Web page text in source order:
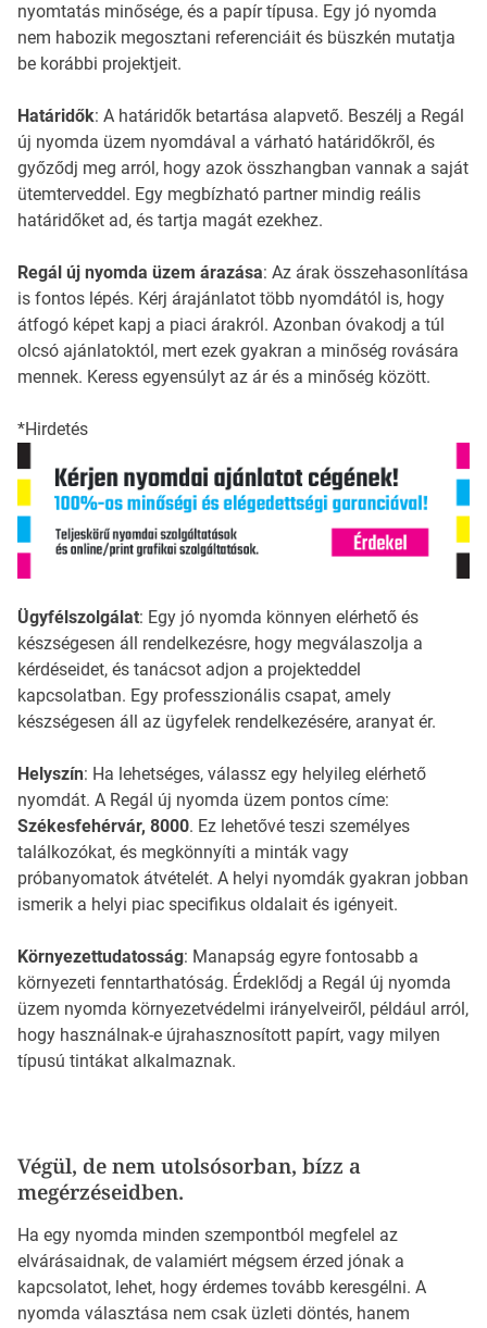
nyomtatás minősége, és a papír típusa. Egy jó nyomda
nem habozik megosztani referenciáit és büszkén mutatja
be korábbi projektjeit.
Határidők: A határidők betartása alapvető. Beszélj a Regál
új nyomda üzem nyomdával a várható határidőkről, és
győződj meg arról, hogy azok összhangban vannak a saját
ütemterveddel. Egy megbízható partner mindig reális
határidőket ad, és tartja magát ezekhez.
Regál új nyomda üzem árazása: Az árak összehasonlítása
is fontos lépés. Kérj árajánlatot több nyomdától is, hogy
átfogó képet kapj a piaci árakról. Azonban óvakodj a túl
olcsó ajánlatoktól, mert ezek gyakran a minőség rovására
mennek. Keress egyensúlyt az ár és a minőség között.
*Hirdetés
Ügyfélszolgálat: Egy jó nyomda könnyen elérhető és
készségesen áll rendelkezésre, hogy megválaszolja a
kérdéseidet, és tanácsot adjon a projekteddel
kapcsolatban. Egy professzionális csapat, amely
készségesen áll az ügyfelek rendelkezésére, aranyat ér.
Helyszín: Ha lehetséges, válassz egy helyileg elérhető
nyomdát. A Regál új nyomda üzem pontos címe:
Székesfehérvár, 8000. Ez lehetővé teszi személyes
találkozókat, és megkönnyíti a minták vagy
próbanyomatok átvételét. A helyi nyomdák gyakran jobban
ismerik a helyi piac specifikus oldalait és igényeit.
Környezettudatosság: Manapság egyre fontosabb a
környezeti fenntarthatóság. Érdeklődj a Regál új nyomda
üzem nyomda környezetvédelmi irányelveiről, például arról,
hogy használnak-e újrahasznosított papírt, vagy milyen
típusú tintákat alkalmaznak.
Végül, de nem utolsósorban, bízz a
megérzéseidben.
Ha egy nyomda minden szempontból megfelel az
elvárásaidnak, de valamiért mégsem érzed jónak a
kapcsolatot, lehet, hogy érdemes tovább keresgélni. A
nyomda választása nem csak üzleti döntés, hanem